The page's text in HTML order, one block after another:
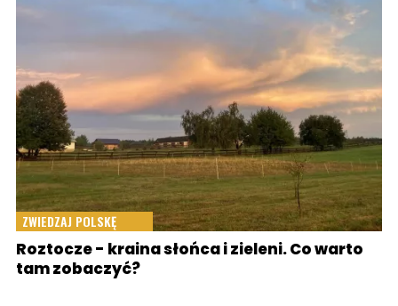
ZWIEDZAJ POLSKĘ
Roztocze - kraina słońca i zieleni. Co warto
tam zobaczyć?